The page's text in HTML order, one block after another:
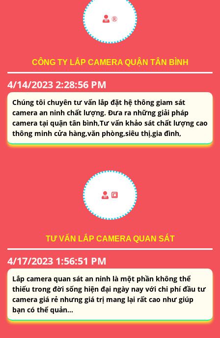
®️
CÔNG TY LẮP CAMERA QUẬN TÂN BÌNH
4/14/2023 2:28:56 PM
Chúng tôi chuyên tư vấn lắp đặt hệ thông giam sát
camera an ninh chất lượng. Đưa ra những giải pháp
camera tại quận tân bình,Tư vấn khảo sát chất lượng cao
thông minh cửa hàng,văn phòng,siêu thị,gia đình,
🔳
TƯ VẤN LẮP CAMERA QUAN SÁT
4/17/2023 1:56:51 PM
Lắp camera quan sát an ninh là một phần không thể
thiếu trong đời sống hiện đại ngày nay với chi phí đầu tư
camera giá rẻ nhưng giá trị mang lại rất cao như giúp
bạn có thể quản...